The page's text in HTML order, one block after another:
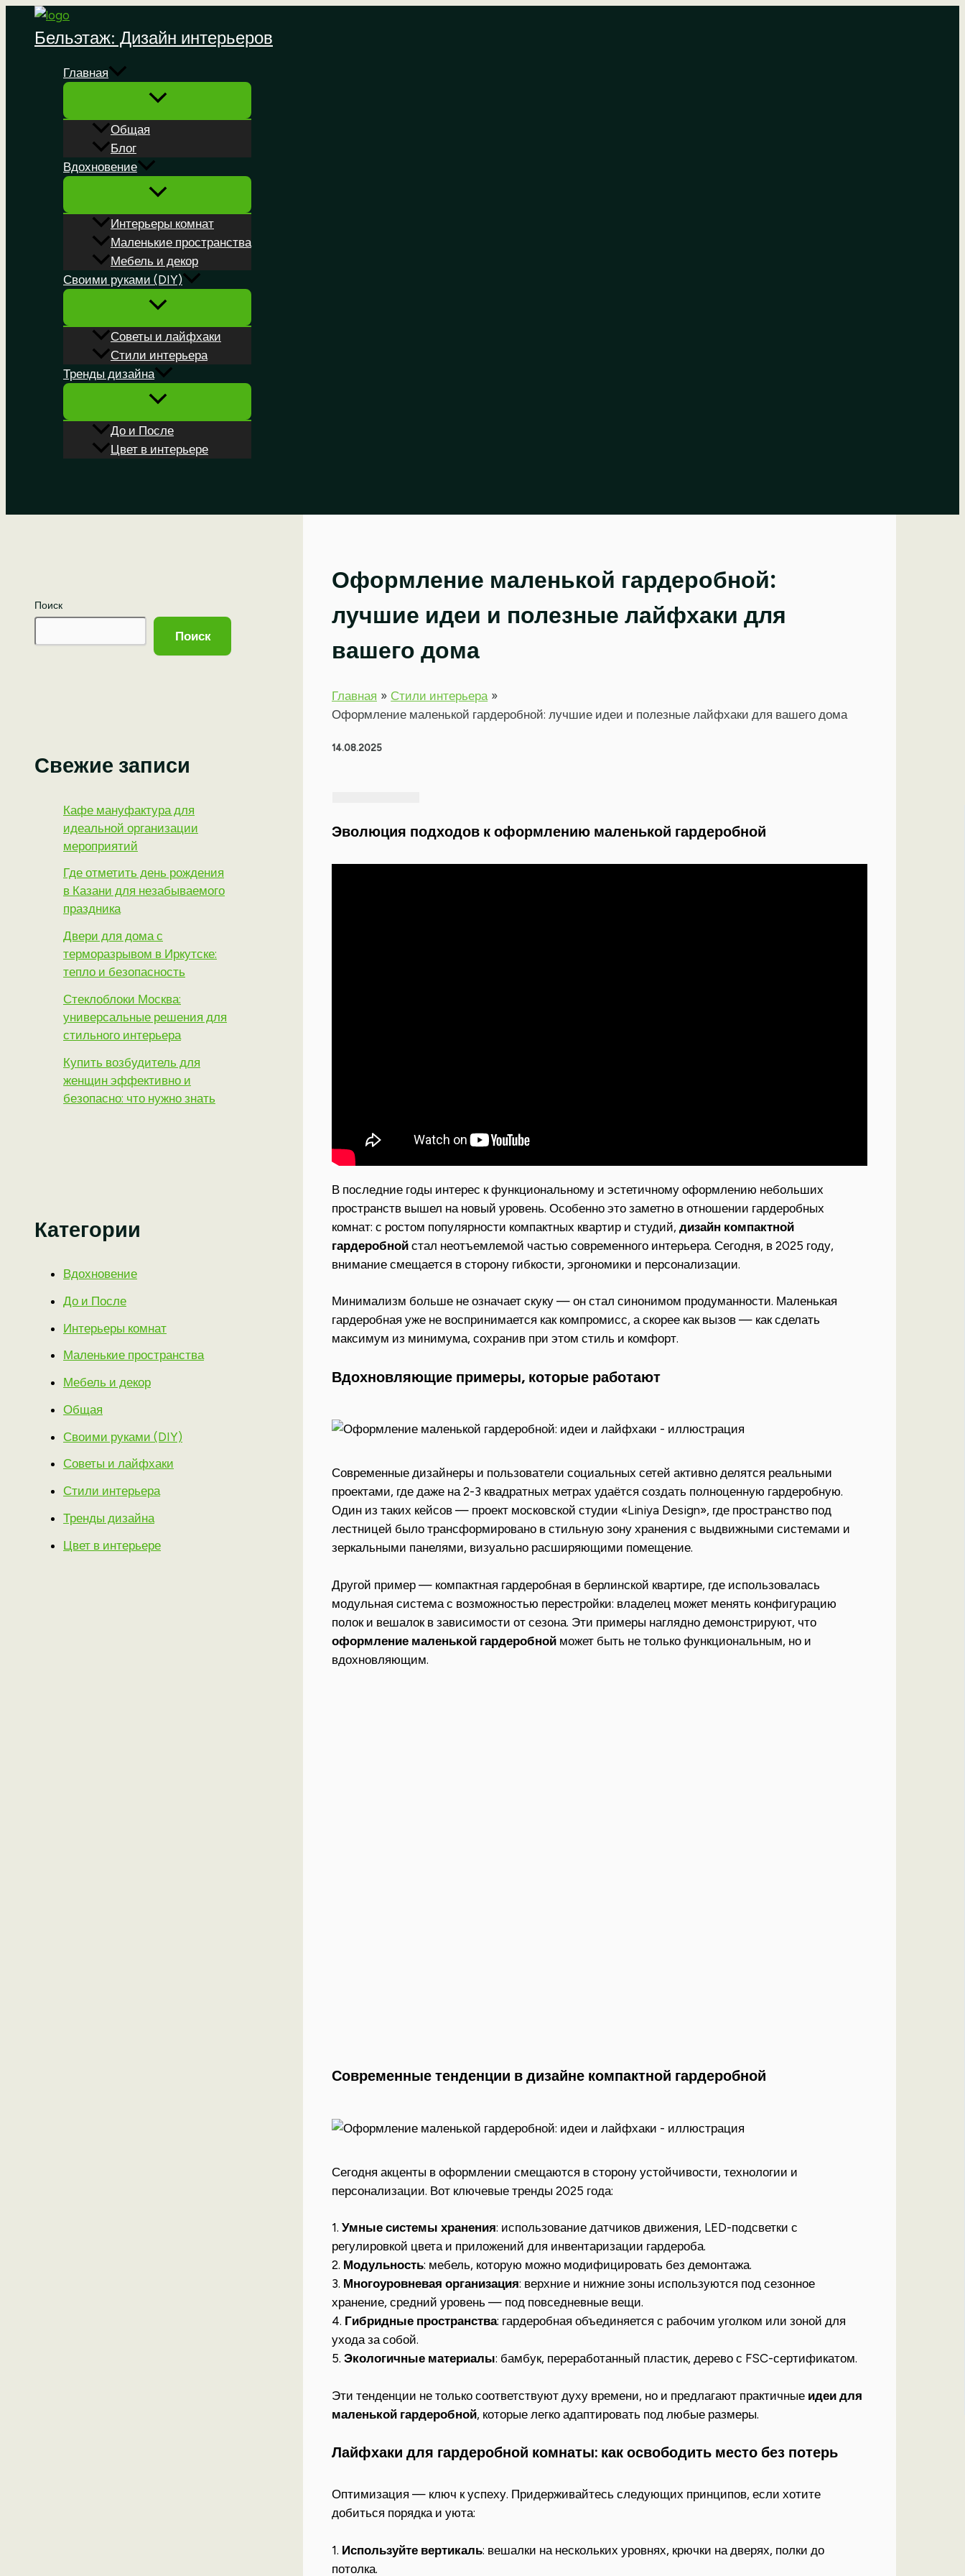
Перейти
Бельэтаж: Дизайн интерьеров
Главная
Общая
Блог
Вдохновение
Интерьеры комнат
Маленькие пространства
Мебель и декор
Своими руками (DIY)
Советы и лайфхаки
Стили интерьера
Тренды дизайна
До и После
Цвет в интерьере
Поиск
Поиск
Свежие записи
Кафе мануфактура для
идеальной организации
мероприятий
Где отметить день рождения
в Казани для незабываемого
праздника
Двери для дома с
терморазрывом в Иркутске:
тепло и безопасность
Стеклоблоки Москва:
универсальные решения для
стильного интерьера
Купить возбудитель для
женщин эффективно и
безопасно: что нужно знать
Категории
Вдохновение
До и После
Интерьеры комнат
Маленькие пространства
Мебель и декор
Общая
Своими руками (DIY)
Советы и лайфхаки
Стили интерьера
Тренды дизайна
Цвет в интерьере
Оформление маленькой гардеробной:
лучшие идеи и полезные лайфхаки для
вашего дома
Главная
Стили интерьера
Оформление маленькой гардеробной: лучшие идеи и полезные лайфхаки для вашего дома
14.08.2025
Эволюция подходов к оформлению маленькой гардеробной
В последние годы интерес к функциональному и эстетичному оформлению небольших
пространств вышел на новый уровень. Особенно это заметно в отношении гардеробных
комнат: с ростом популярности компактных квартир и студий, дизайн компактной
гардеробной стал неотъемлемой частью современного интерьера. Сегодня, в 2025 году,
внимание смещается в сторону гибкости, эргономики и персонализации.
Минимализм больше не означает скуку — он стал синонимом продуманности. Маленькая
гардеробная уже не воспринимается как компромисс, а скорее как вызов — как сделать
максимум из минимума, сохранив при этом стиль и комфорт.
Вдохновляющие примеры, которые работают
Современные дизайнеры и пользователи социальных сетей активно делятся реальными
проектами, где даже на 2-3 квадратных метрах удаётся создать полноценную гардеробную.
Один из таких кейсов — проект московской студии «Liniya Design», где пространство под
лестницей было трансформировано в стильную зону хранения с выдвижными системами и
зеркальными панелями, визуально расширяющими помещение.
Другой пример — компактная гардеробная в берлинской квартире, где использовалась
модульная система с возможностью перестройки: владелец может менять конфигурацию
полок и вешалок в зависимости от сезона. Эти примеры наглядно демонстрируют, что
оформление маленькой гардеробной может быть не только функциональным, но и
вдохновляющим.
Современные тенденции в дизайне компактной гардеробной
Сегодня акценты в оформлении смещаются в сторону устойчивости, технологии и
персонализации. Вот ключевые тренды 2025 года:
1. Умные системы хранения: использование датчиков движения, LED-подсветки с
регулировкой цвета и приложений для инвентаризации гардероба.
2. Модульность: мебель, которую можно модифицировать без демонтажа.
3. Многоуровневая организация: верхние и нижние зоны используются под сезонное
хранение, средний уровень — под повседневные вещи.
4. Гибридные пространства: гардеробная объединяется с рабочим уголком или зоной для
ухода за собой.
5. Экологичные материалы: бамбук, переработанный пластик, дерево с FSC-сертификатом.
Эти тенденции не только соответствуют духу времени, но и предлагают практичные идеи для
маленькой гардеробной, которые легко адаптировать под любые размеры.
Лайфхаки для гардеробной комнаты: как освободить место без потерь
Оптимизация — ключ к успеху. Придерживайтесь следующих принципов, если хотите
добиться порядка и уюта:
1. Используйте вертикаль: вешалки на нескольких уровнях, крючки на дверях, полки до
потолка.